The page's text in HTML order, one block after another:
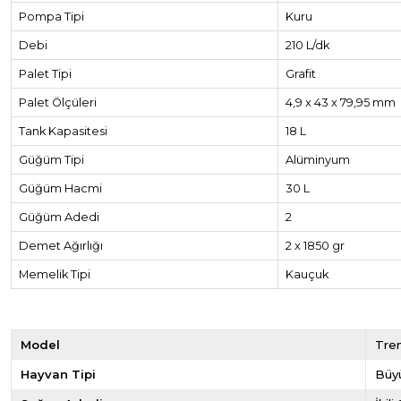
Pompa Tipi Kuru
Debi 210 L/dk
Palet Tipi Grafit
Palet Ölçüleri 4,9 x 43 x 79,95 mm
Tank Kapasitesi 18 L
Güğüm Tipi Alüminyum
Güğüm Hacmi 30 L
Güğüm Adedi 2
Demet Ağırlığı 2 x 1850 gr
Memelik Tipi Kauçuk
Model
Hayvan Tipi